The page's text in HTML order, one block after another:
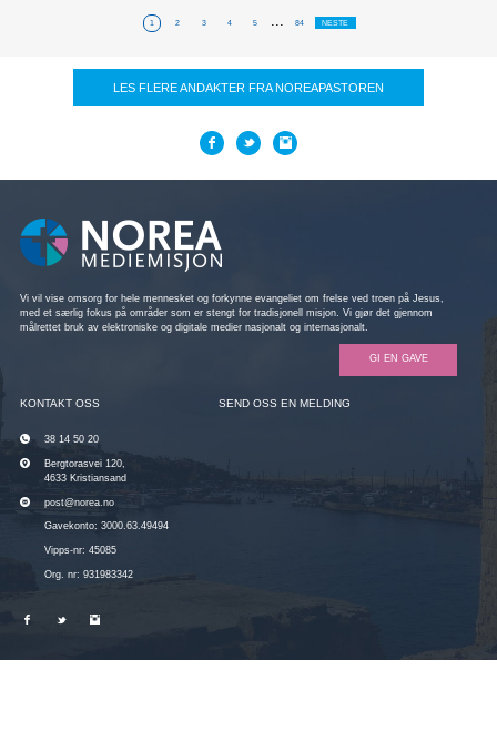
1 2 3 4 5 84 NESTE
LES FLERE ANDAKTER FRA NOREAPASTOREN
Vi vil vise omsorg for hele mennesket og forkynne evangeliet om frelse ved troen på Jesus,
med et særlig fokus på områder som er stengt for tradisjonell misjon. Vi gjør det gjennom
målrettet bruk av elektroniske og digitale medier nasjonalt og internasjonalt.
GI EN GAVE
KONTAKT OSS
38 14 50 20
Bergtorasvei 120,
4633 Kristiansand
post@norea.no
Gavekonto: 3000.63.49494
Vipps-nr: 45085
Org. nr: 931983342
SEND OSS EN MELDING